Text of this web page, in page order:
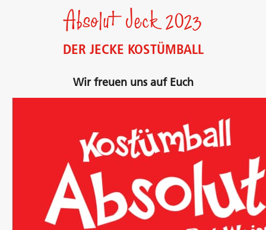
Absolut Jeck 2023
DER JECKE KOSTÜMBALL
Wir freuen uns auf Euch